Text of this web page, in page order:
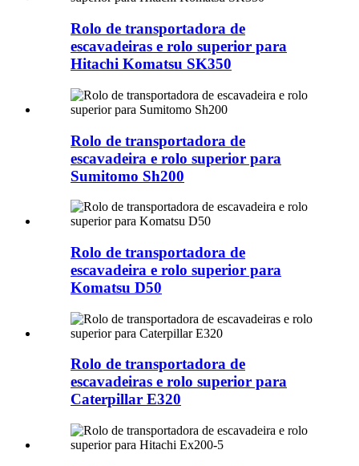
Rolo de transportadora de
escavadeiras e rolo superior para
Hitachi Komatsu SK350
Rolo de transportadora de
escavadeira e rolo superior para
Sumitomo Sh200
Rolo de transportadora de
escavadeira e rolo superior para
Komatsu D50
Rolo de transportadora de
escavadeiras e rolo superior para
Caterpillar E320